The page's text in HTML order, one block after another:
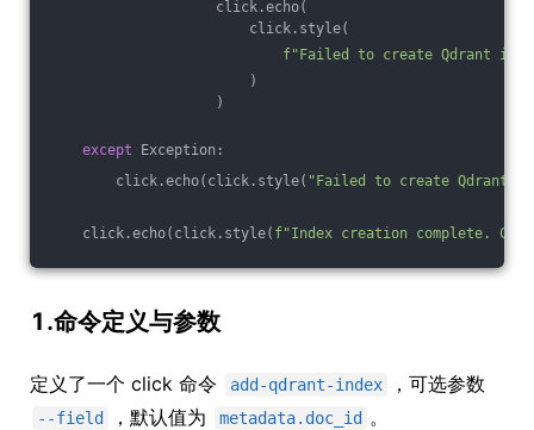
click.echo(
click.style(
f"Failed to create Qdrant
)
)
except Exception:
click.echo(click.style( "Failed to create Qdrant
click.echo(click.style( f"Index creation complete.
1.命令定义与参数
定义了一个 click 命令 add-qdrant-index ，可选参数
--field ，默认值为 metadata.doc_id 。